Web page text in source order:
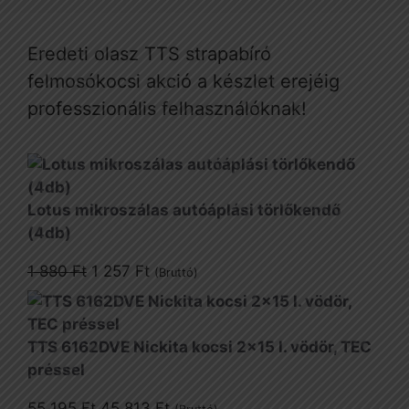
Eredeti olasz TTS strapabíró
felmosókocsi akció a készlet erejéig
professzionális felhasználóknak!
Lotus mikroszálas autóáplási törlőkendő
(4db)
1 880Ft Original
price
was:
1
1 257 FtCurrent
price
(Bruttó)
TTS 6162DVE Nickita kocsi 2x15 l. vödör, TEC
préssel